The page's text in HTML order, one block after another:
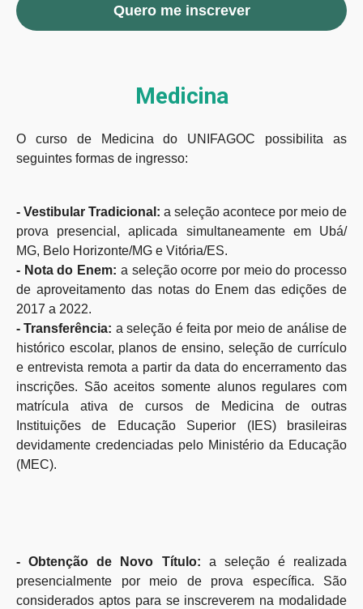
Quero me inscrever
Medicina
O curso de Medicina do UNIFAGOC possibilita as
seguintes formas de ingresso:
- Vestibular Tradicional: a seleção acontece por meio de
prova presencial, aplicada simultaneamente em Ubá/
MG, Belo Horizonte/MG e Vitória/ES.
- Nota do Enem: a seleção ocorre por meio do processo
de aproveitamento das notas do Enem das edições de
2017 a 2022.
- Transferência: a seleção é feita por meio de análise de
histórico escolar, planos de ensino, seleção de currículo
e entrevista remota a partir da data do encerramento das
inscrições. São aceitos somente alunos regulares com
matrícula ativa de cursos de Medicina de outras
Instituições de Educação Superior (IES) brasileiras
devidamente credenciadas pelo Ministério da Educação
(MEC).
- Obtenção de Novo Título: a seleção é realizada
presencialmente por meio de prova específica. São
considerados aptos para se inscreverem na modalidade